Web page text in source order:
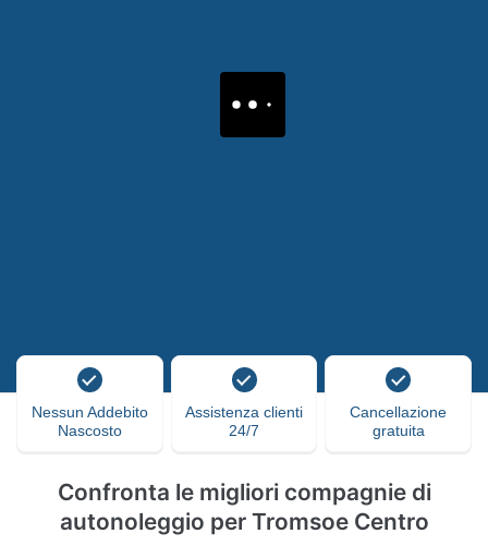
Nessun Addebito
Nascosto
Assistenza clienti
24/7
Cancellazione
gratuita
Confronta le migliori compagnie di
autonoleggio per Tromsoe Centro